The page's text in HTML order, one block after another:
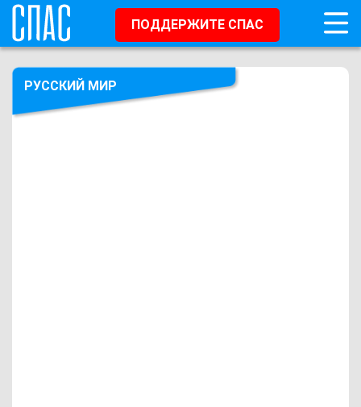
ПОДДЕРЖИТЕ СПАС
РУССКИЙ МИР